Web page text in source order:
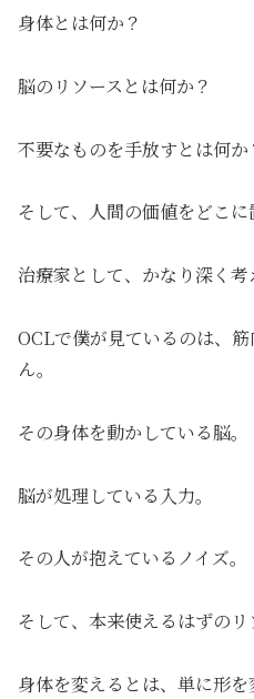
身体とは何か？
脳のリソースとは何か？
不要なものを手放すとは何か
そして、人間の価値をどこに
治療家として、かなり深く考
OCLで僕が見ているのは、
ん。
その身体を動かしている脳。
脳が処理している入力。
その人が抱えているノイズ。
そして、本来使えるはずのリ
身体を変えるとは、単に形を